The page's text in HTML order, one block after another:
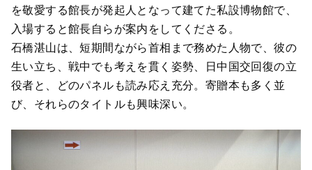
を敬愛する館長が発起人となって建てた私設博物館で、
入場すると館長自らが案内をしてくださる。
石橋湛山は、短期間ながら首相まで務めた人物で、彼の
生い立ち、戦中でも考えを貫く姿勢、日中国交回復の立
役者と、どのパネルも読み応え充分。寄贈本も多く並
び、それらのタイトルも興味深い。